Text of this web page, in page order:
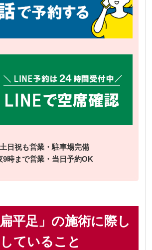
土日祝も営業・駐車場完備
9時まで営業・当日予約OK
平足」の施術に際し
ていること